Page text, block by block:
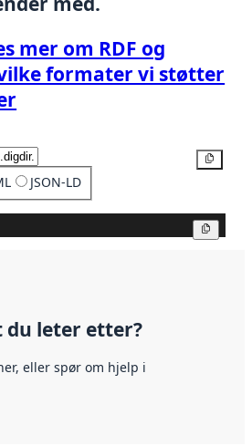
mer om RDF og
formater vi støtter
JSON-LD
du leter etter?
eller spør om hjelp i